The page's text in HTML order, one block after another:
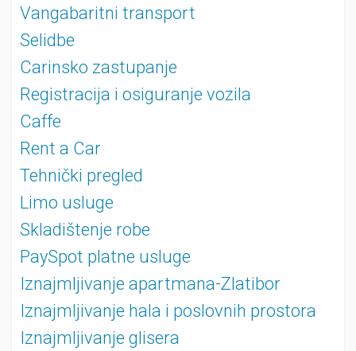
Vangabaritni transport
Selidbe
Carinsko zastupanje
Registracija i osiguranje vozila
Caffe
Rent a Car
Tehnički pregled
Limo usluge
Skladištenje robe
PaySpot platne usluge
Iznajmljivanje apartmana-Zlatibor
Iznajmljivanje hala i poslovnih prostora
Iznajmljivanje glisera